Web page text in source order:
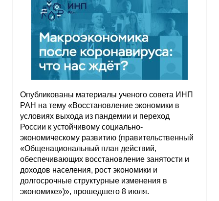
Опубликованы материалы ученого совета ИНП
РАН на тему «Восстановление экономики в
условиях выхода из пандемии и переход
России к устойчивому социально-
экономическому развитию (правительственный
«Общенациональный план действий,
обеспечивающих восстановление занятости и
доходов населения, рост экономики и
долгосрочные структурные изменения в
экономике»)», прошедшего 8 июля.